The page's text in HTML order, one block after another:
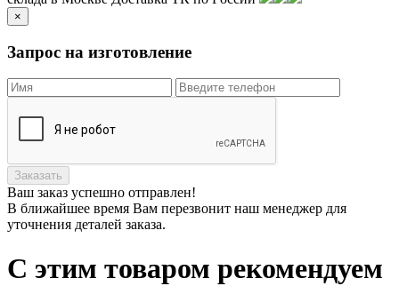
×
Запрос на изготовление
Заказать
Ваш заказ успешно отправлен!
В ближайшее время Вам перезвонит наш менеджер для
уточнения деталей заказа.
С этим товаром рекомендуем